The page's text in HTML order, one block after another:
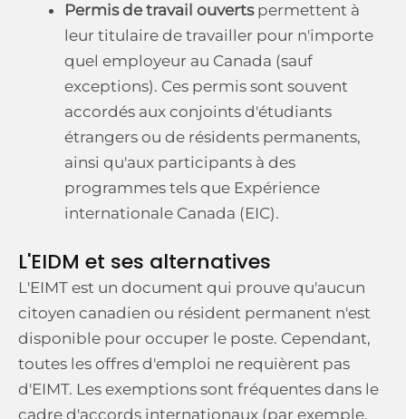
Permis de travail ouvertspermettent à
leur titulaire de travailler pour n'importe
quel employeur au Canada (sauf
exceptions). Ces permis sont souvent
accordés aux conjoints d'étudiants
étrangers ou de résidents permanents,
ainsi qu'aux participants à des
programmes tels que Expérience
internationale Canada (EIC).
L'EIDM et ses alternatives
L'EIMT est un document qui prouve qu'aucun
citoyen canadien ou résident permanent n'est
disponible pour occuper le poste. Cependant,
toutes les offres d'emploi ne requièrent pas
d'EIMT. Les exemptions sont fréquentes dans le
cadre d'accords internationaux (par exemple,